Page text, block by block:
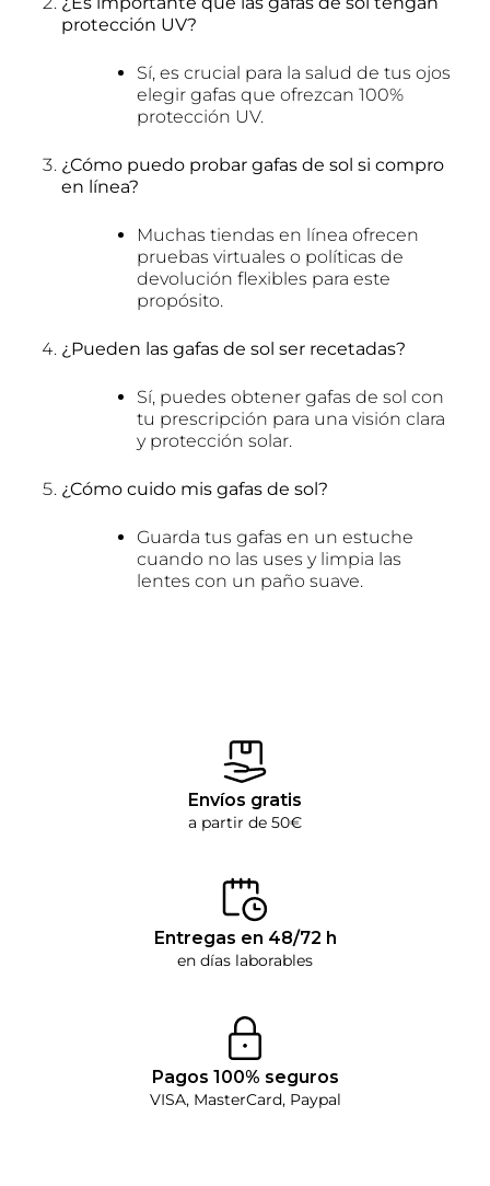
protección UV?
Sí, es crucial para la salud de tus ojos
elegir gafas que ofrezcan 100%
protección UV.
¿Cómo puedo probar gafas de sol si compro
en línea?
Muchas tiendas en línea ofrecen
pruebas virtuales o políticas de
devolución flexibles para este
propósito.
¿Pueden las gafas de sol ser recetadas?
Sí, puedes obtener gafas de sol con
tu prescripción para una visión clara
y protección solar.
¿Cómo cuido mis gafas de sol?
Guarda tus gafas en un estuche
cuando no las uses y limpia las
lentes con un paño suave.
Envíos gratis
a partir de 50€
Entregas en 48/72 h
en días laborables
Pagos 100% seguros
VISA, MasterCard, Paypal